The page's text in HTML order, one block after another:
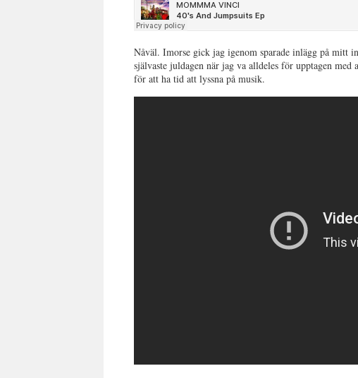
Nåväl. Imorse gick jag igenom sparade inlägg på mitt
självaste juldagen när jag va alldeles för upptagen
för att ha tid att lyssna på musik.